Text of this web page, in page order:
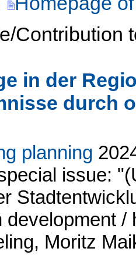
Contribution
in der
durch
planning
issue:
development
Moritz